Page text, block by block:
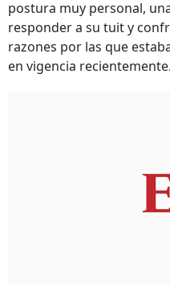
postura muy personal,
responder a su tuit y
razones por las que
en vigencia recientemente.